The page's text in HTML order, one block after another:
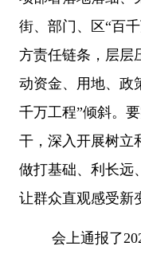
街、部门、区“百
方责任链条，层层
动资金、用地、政
千万工程”倾斜。
干，深入开展树立
做打基础、利长远
让群众直观感受新
会上通报了